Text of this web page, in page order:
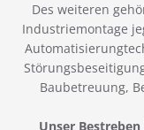
Des weiteren
Industriemontage
Baubetreuung,
Unser